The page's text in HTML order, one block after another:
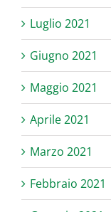
Luglio 2021
Giugno 2021
Maggio 2021
Aprile 2021
Marzo 2021
Febbraio 2021